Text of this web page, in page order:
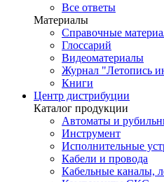
Все ответы
Материалы
Справочные
Глоссарий
Видеоматериалы
Журнал "Летопись
Книги
Центр дистрибуции
Каталог продукции
Автоматы и
Инструмент
Исполнительные
Кабели и провода
Кабельные каналы,